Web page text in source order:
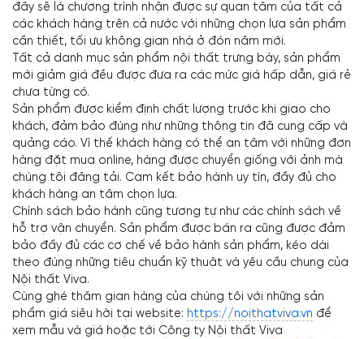
đây sẽ là chương trình nhận được sự quan tâm của tất cả
các khách hàng trên cả nước với những chọn lựa sản phẩm
cần thiết, tối ưu không gian nhà ở đón năm mới.
Tất cả danh mục sản phẩm nội thất trưng bày, sản phẩm
mới giảm giá đều được đưa ra các mức giá hấp dẫn, giá rẻ
chưa từng có.
Sản phẩm được kiểm định chất lượng trước khi giao cho
khách, đảm bảo đúng như những thông tin đã cung cấp và
quảng cáo. Vì thế khách hàng có thể an tâm với những đơn
hàng đặt mua online, hàng được chuyển giống với ảnh mà
chúng tôi đăng tải. Cam kết bảo hành uy tín, đầy đủ cho
khách hàng an tâm chọn lựa.
Chính sách bảo hành cũng tương tự như các chính sách về
hỗ trợ vận chuyển. Sản phẩm được bán ra cũng được đảm
bảo đầy đủ các cơ chế về bảo hành sản phẩm, kéo dài
theo đúng những tiêu chuẩn kỹ thuật và yêu cầu chung của
Nội thất Viva.
Cùng ghé thăm gian hàng của chúng tôi với những sản
phẩm giá siêu hời tại website: https://noithatviva.vn để
xem mẫu và giá hoặc tới Công ty Nội thất Viva